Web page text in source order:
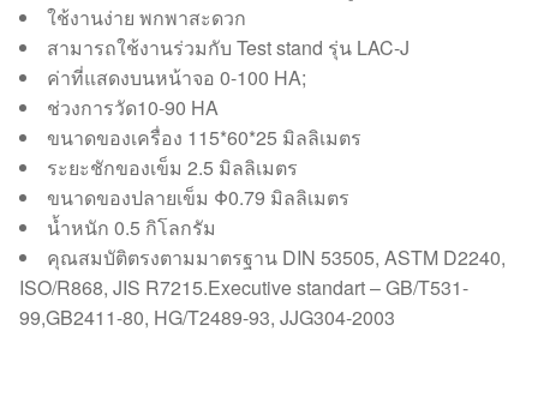
ใช้งานง่าย พกพาสะดวก
สามารถใช้งานร่วมกับ Test stand รุ่น LAC-J
ค่าที่แสดงบนหน้าจอ 0-100 HA;
ช่วงการวัด10-90 HA
ขนาดของเครื่อง 115*60*25 มิลลิเมตร
ระยะชักของเข็ม 2.5 มิลลิเมตร
ขนาดของปลายเข็ม Φ0.79 มิลลิเมตร
น้ำหนัก 0.5 กิโลกรัม
คุณสมบัติตรงตามมาตรฐาน DIN 53505, ASTM D2240,
ISO/R868, JIS R7215.Executive standart – GB/T531-
99,GB2411-80, HG/T2489-93, JJG304-2003